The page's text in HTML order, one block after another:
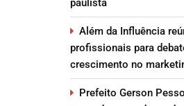
paulista
Além da Influência
profissionais para
crescimento no
Prefeito Gerson